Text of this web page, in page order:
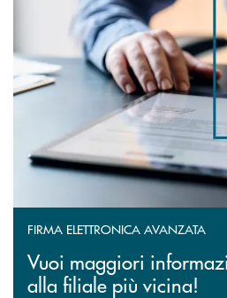
FIRMA ELETTRONICA AVANZATA
Vuoi maggiori
alla filiale più vicina!